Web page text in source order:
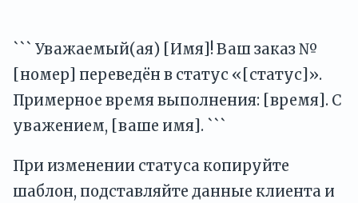
``` Уважаемый(ая) [Имя]! Ваш заказ №
[номер] переведён в статус «[статус]».
Примерное время выполнения: [время]. С
уважением, [ваше имя]. ```
При изменении статуса копируйте
шаблон, подставляйте данные клиента и